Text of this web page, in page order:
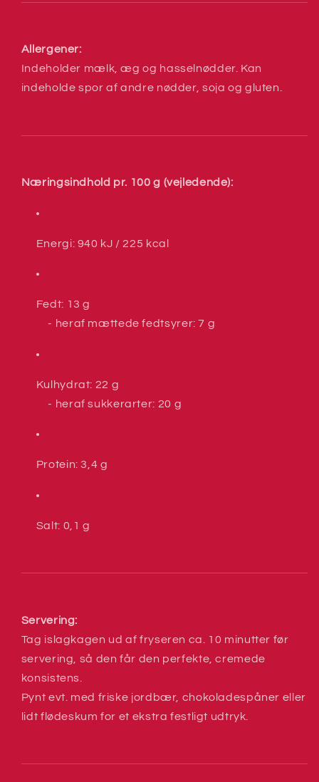
Allergener:
Indeholder mælk, æg og hasselnødder. Kan
indeholde spor af andre nødder, soja og gluten.
Næringsindhold pr. 100 g (vejledende):
Energi: 940 kJ / 225 kcal
Fedt: 13 g
- heraf mættede fedtsyrer: 7 g
Kulhydrat: 22 g
- heraf sukkerarter: 20 g
Protein: 3,4 g
Salt: 0,1 g
Servering:
Tag islagkagen ud af fryseren ca. 10 minutter før
servering, så den får den perfekte, cremede
konsistens.
Pynt evt. med friske jordbær, chokoladespåner eller
lidt flødeskum for et ekstra festligt udtryk.